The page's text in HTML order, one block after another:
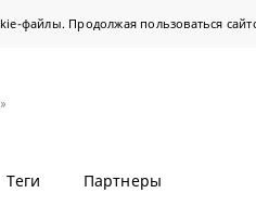
файлы. Продолжая пользоваться
Теги Партнеры